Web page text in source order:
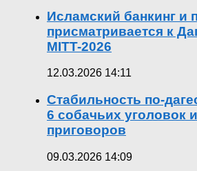
Исламский банкинг и
присматривается к
MITT-2026
12.03.2026 14:11
Стабильность по-
6 собачьих уголовок
приговоров
09.03.2026 14:09